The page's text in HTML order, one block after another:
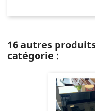
16 autres
catégorie :